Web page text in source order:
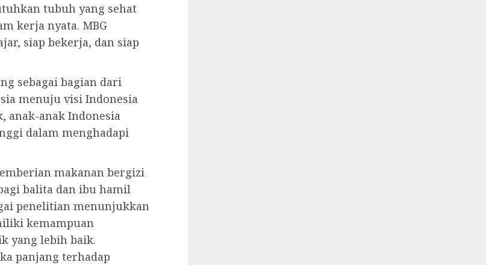
tubuh yang sehat
kerja nyata. MBG
siap bekerja, dan siap
sebagai bagian dari
menuju visi Indonesia
anak-anak Indonesia
dalam menghadapi
makanan bergizi
balita dan ibu hamil
penelitian menunjukkan
kemampuan
yang lebih baik.
panjang terhadap